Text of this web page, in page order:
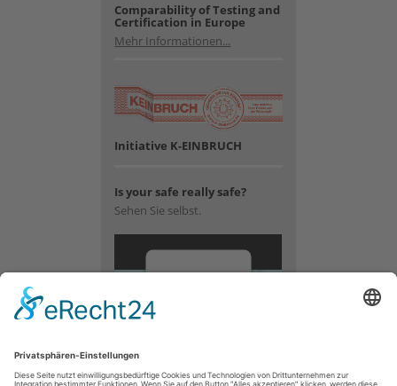
Comparability of Testing and
Certification in Europe
Mehr Informationen...
Initiative K-EINBRUCH
Is your safe really safe?
Sehen Sie selbst.